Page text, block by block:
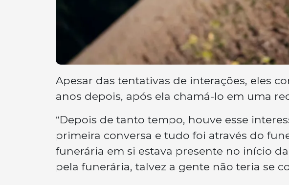
Apesar das tentativas de interações, eles
anos depois, após ela chamá-lo em uma
“Depois de tanto tempo, houve esse
primeira conversa e tudo foi através do
funerária em si estava presente no início
pela funerária, talvez a gente não teria se